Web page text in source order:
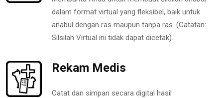
dalam format virtual yang fleksibel, baik untuk
anabul dengan ras maupun tanpa ras. (Catatan:
Silsilah Virtual ini tidak dapat dicetak).
Rekam Medis
Catat dan simpan secara digital hasil